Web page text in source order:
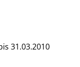
31.03.2010